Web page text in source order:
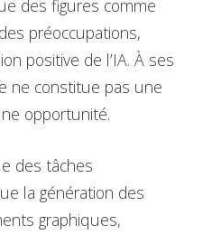
des figures comme
préoccupations,
positive de l’IA. À ses
ne constitue pas une
opportunité.
des tâches
la génération des
graphiques,